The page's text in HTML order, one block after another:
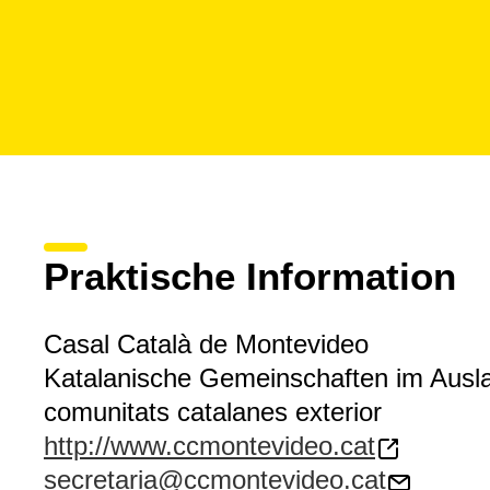
Praktische Information
Casal Català de Montevideo
Katalanische Gemeinschaften im
comunitats catalanes exterior
http://www.ccmontevideo.cat
secretaria@ccmontevideo.cat